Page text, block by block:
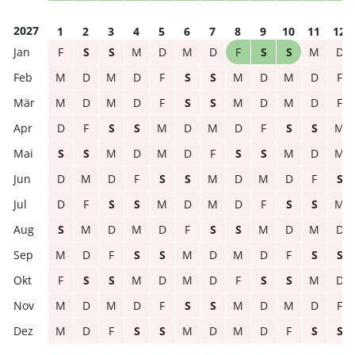
2027 1 2 3 4 5 6 7 8 9 10 11
12
F
S S M D M D F S S M
D
M
D M D F S S M D M D
F
M
D M D F S S M D M D
F
D
F S S M D M D F S S
M
S
S M D M D F S S M D
M
D
M D F S S M D M D F
S
D
F S S M D M D F S S
M
S
M D M D F S S M D M
D
M
D F S S M D M D F S
S
F
S S M D M D F S S M
D
M
D M D F S S M D M D
F
M
D F S S M D M D F S S